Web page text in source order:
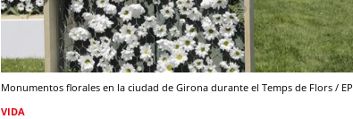
Monumentos florales en la ciudad de Girona durante el Temps de Flors / EP
VIDA